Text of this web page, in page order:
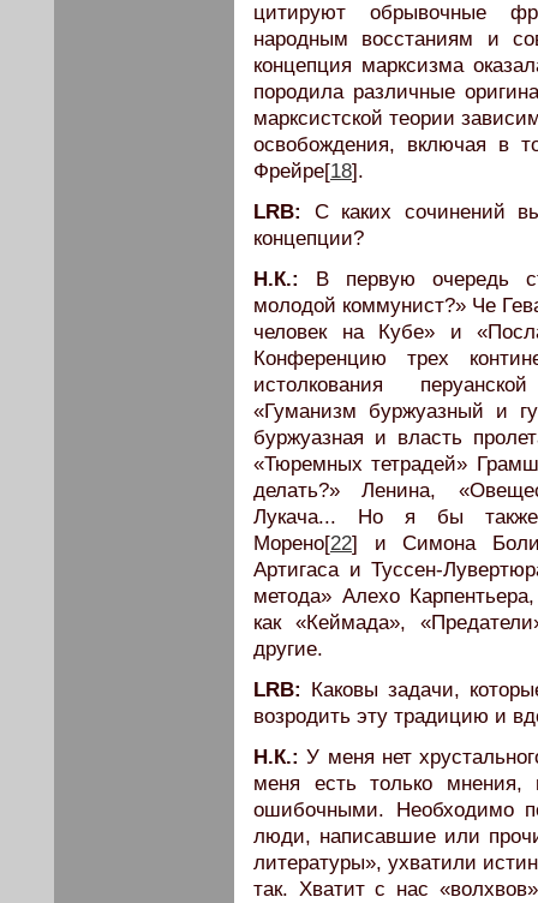
цитируют обрывочные
народным восстаниям и
концепция марксизма
породила различные
марксистской теории
освобождения, включая в
Фрейре[18].
LRB:
С каких сочинений
концепции?
Н.К.:
В первую очередь
молодой коммунист?» Че
человек на Кубе» и
Конференцию трех
истолкования
«Гуманизм буржуазный и
буржуазная и власть
«Тюремных тетрадей»
делать?» Ленина,
Лукача... Но я бы также
Морено[22] и Симона
Артигаса и Туссен-
метода» Алехо
как «Кеймада»,
другие.
LRB:
Каковы задачи,
возродить эту традицию и
Н.К.: У меня нет
меня есть только
ошибочными. Необходимо
люди, написавшие или
литературы», ухватили
так. Хватит с нас